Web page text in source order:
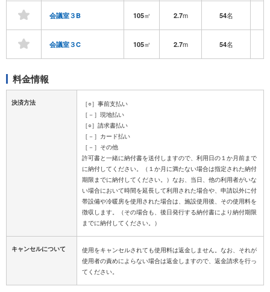
会議室３B 105㎡ 2.7m 54名
会議室３C 105㎡ 2.7m 54名
料金情報
決済方法
［○］事前支払い
［－］現地払い
［○］請求書払い
［－］カード払い
［－］その他
許可書と一緒に納付書を送付しますので、利用日の１か月前まで
に納付してください。（１か月に満たない場合は指定された納付
期限までに納付してください。）なお、当日、他の利用者がいな
い場合において時間を延長して利用された場合や、申請以外に付
帯設備や冷暖房を使用された場合は、施設使用後、その使用料を
徴収します。（その場合も、後日発行する納付書により納付期限
キャンセルについて
使用をキャンセルされても使用料は返金しません。なお、それが
使用者の責めによらない場合は返金しますので、返金請求を行っ